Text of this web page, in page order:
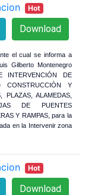
Hot
Download
el cual se informa a
Gilberto Montenegro
INTERVENCIÓN DE
Y
PLAZAS, ALAMEDAS,
DE PUENTES
Y RAMPAS, para la
en la Intervenir zona
Hot
Download